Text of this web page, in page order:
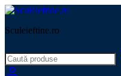
Sculeieftine.ro